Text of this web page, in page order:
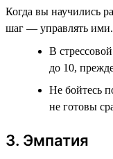
Когда вы научились
шаг — управлять ими.
В
до 10,
Не бойтесь
не готовы
3. Эмпатия